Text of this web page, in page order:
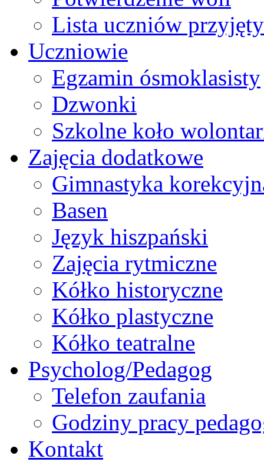
Lista uczniów
Uczniowie
Egzamin ósmoklasisty
Dzwonki
Szkolne koło
Zajęcia dodatkowe
Gimnastyka
Basen
Język hiszpański
Zajęcia rytmiczne
Kółko historyczne
Kółko plastyczne
Kółko teatralne
Psycholog/Pedagog
Telefon zaufania
Godziny pracy
Kontakt